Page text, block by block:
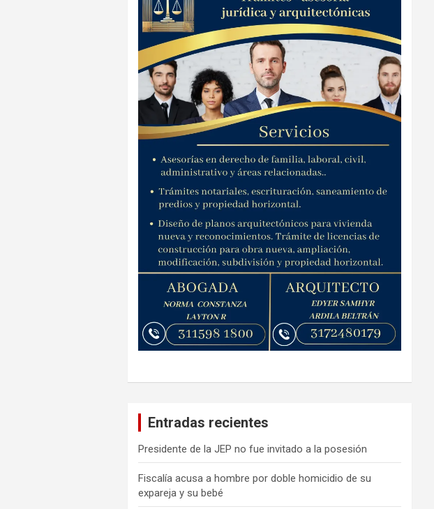
Entradas recientes
Presidente de la JEP no fue invitado a la posesión
Fiscalía acusa a hombre por doble homicidio de su
expareja y su bebé